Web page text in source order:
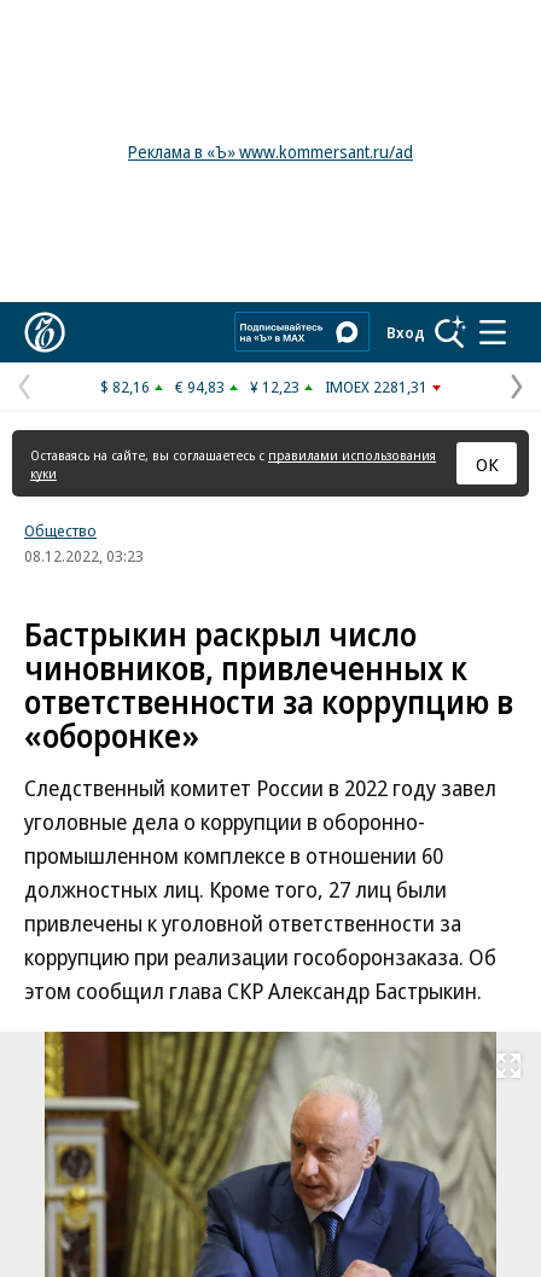
Реклама в «Ъ» www.kommersant.ru/ad
Вход
Предыдущая
страница
$ 82,16 € 94,83 ¥ 12,23 IMOEX 2281,31
Оставаясь на сайте, вы соглашаетесь с правилами использования
куки
ОК
Общество
08.12.2022, 03:23
Бастрыкин раскрыл число
чиновников, привлеченных к
ответственности за коррупцию в
«оборонке»
Следственный комитет России в 2022 году завел
уголовные дела о коррупции в оборонно-
промышленном комплексе в отношении 60
должностных лиц. Кроме того, 27 лиц были
привлечены к уголовной ответственности за
коррупцию при реализации гособоронзаказа. Об
этом сообщил глава СКР Александр Бастрыкин.
Развернуть